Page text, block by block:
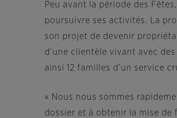
Peu avant la période des
poursuivre ses activités. La
son projet de devenir
d’une clientèle vivant avec
ainsi 12 familles d’un service
« Nous nous sommes
dossier et à obtenir la mise